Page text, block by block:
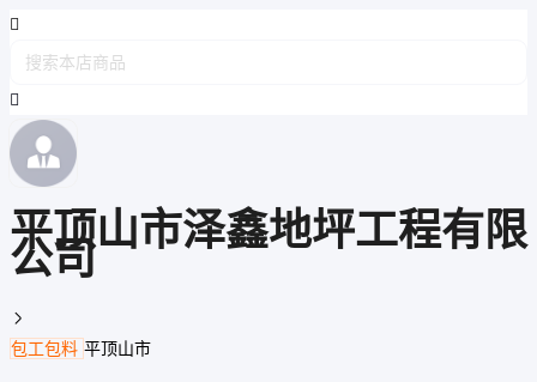
平顶山市泽鑫地坪工程有限
公司

包工包料 平顶山市